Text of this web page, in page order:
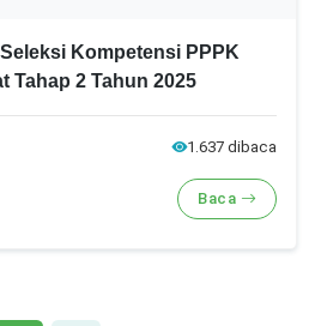
Kompetensi PPPK
Tahap 2 Tahun 2025
1.637 dibaca
Baca